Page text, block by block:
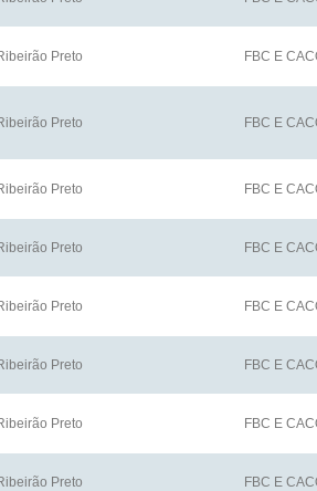
Preto FBC E
Preto FBC E
Preto FBC E
Preto FBC E
Preto FBC E
Preto FBC E
Preto FBC E
Preto FBC E